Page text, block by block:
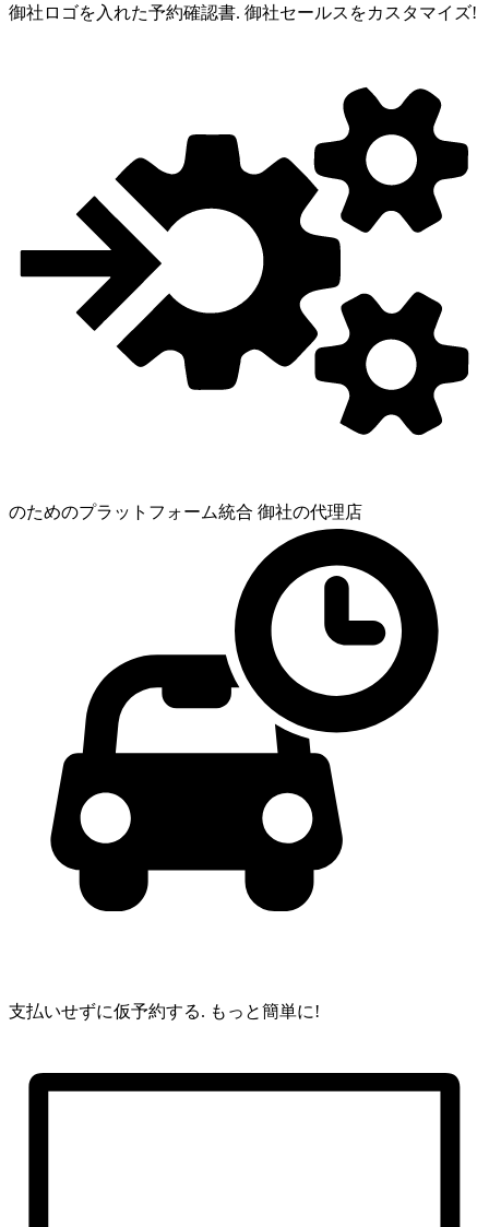
御社ロゴを入れた予約確認書. 御社セールスをカスタマイズ!
のためのプラットフォーム統合 御社の代理店
支払いせずに仮予約する. もっと簡単に!